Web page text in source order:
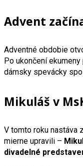
Advent
Adventné obdobie
Po ukončení
dámsky spevácky
Mikuláš v
V tomto roku nastáva
mierne upravili –
divadelné